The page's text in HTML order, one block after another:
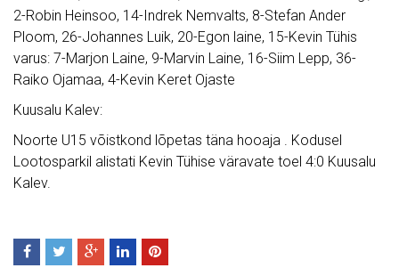
2-Robin Heinsoo, 14-Indrek Nemvalts, 8-Stefan Ander
Ploom, 26-Johannes Luik, 20-Egon laine, 15-Kevin Tühis
varus: 7-Marjon Laine, 9-Marvin Laine, 16-Siim Lepp, 36-
Raiko Ojamaa, 4-Kevin Keret Ojaste
Kuusalu Kalev:
Noorte U15 võistkond lõpetas täna hooaja . Kodusel
Lootosparkil alistati Kevin Tühise väravate toel 4:0 Kuusalu
Kalev.